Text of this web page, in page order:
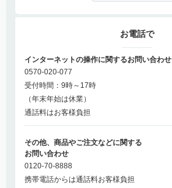
お電話で
インターネットの操作に関するお問い合わせ
0570-020-077
受付時間：9時～17時
（年末年始は休業）
通話料はお客様負担
その他、商品やご注文などに関する
お問い合わせ
0120-70-8888
携帯電話からは通話料お客様負担